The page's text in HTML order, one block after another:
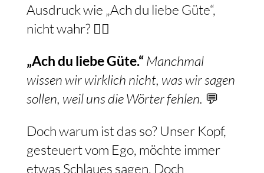
Ausdruck wie „Ach du liebe Güte“,
nicht wahr? 🤷‍♀️
„Ach du liebe Güte.“Manchmal
wissen wir wirklich nicht, was wir sagen
sollen, weil uns die Wörter fehlen. 💬
Doch warum ist das so? Unser Kopf,
gesteuert vom Ego, möchte immer
etwas Schlaues sagen. Doch